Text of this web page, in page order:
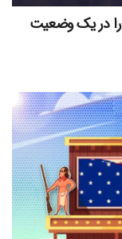
باگ بحرانی را در یک وضعیت